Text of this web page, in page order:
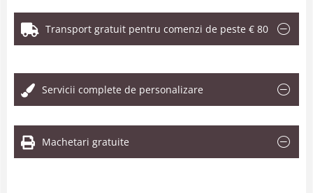
Transport gratuit pentru comenzi de peste € 80
Servicii complete de personalizare
Machetari gratuite